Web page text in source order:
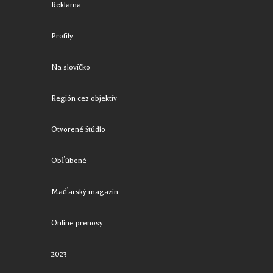
Reklama
Profily
Na slovíčko
Región cez objektív
Otvorené štúdio
Obľúbené
Maďarský magazín
Online prenosy
2023